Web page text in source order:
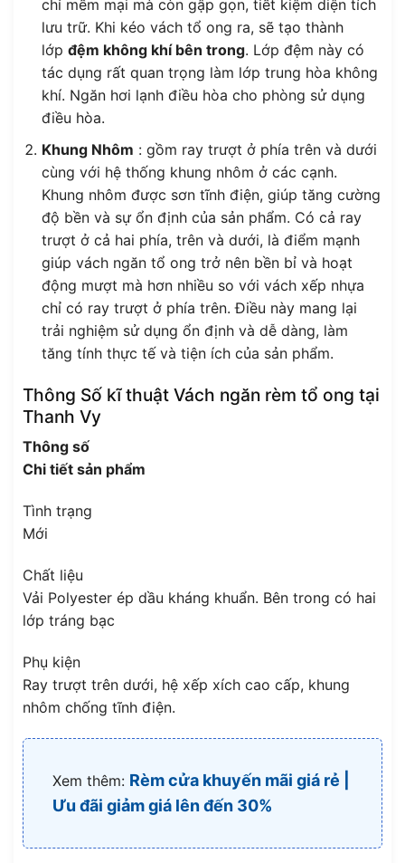
chỉ mềm mại mà còn gập gọn, tiết kiệm diện tích
lưu trữ. Khi kéo vách tổ ong ra, sẽ tạo thành
lớp đệm không khí bên trong. Lớp đệm này có
tác dụng rất quan trọng làm lớp trung hòa không
khí. Ngăn hơi lạnh điều hòa cho phòng sử dụng
điều hòa.
Khung Nhôm : gồm ray trượt ở phía trên và dưới
cùng với hệ thống khung nhôm ở các cạnh.
Khung nhôm được sơn tĩnh điện, giúp tăng cường
độ bền và sự ổn định của sản phẩm. Có cả ray
trượt ở cả hai phía, trên và dưới, là điểm mạnh
giúp vách ngăn tổ ong trở nên bền bỉ và hoạt
động mượt mà hơn nhiều so với vách xếp nhựa
chỉ có ray trượt ở phía trên. Điều này mang lại
trải nghiệm sử dụng ổn định và dễ dàng, làm
tăng tính thực tế và tiện ích của sản phẩm.
Thông Số kĩ thuật Vách ngăn rèm tổ ong tại
Thanh Vy
Thông số
Chi tiết sản phẩm
Tình trạng
Mới
Chất liệu
Vải Polyester ép dầu kháng khuẩn. Bên trong có hai
lớp tráng bạc
Phụ kiện
Ray trượt trên dưới, hệ xếp xích cao cấp, khung
nhôm chống tĩnh điện.
Xem thêm: Rèm cửa khuyến mãi giá rẻ |
Ưu đãi giảm giá lên đến 30%